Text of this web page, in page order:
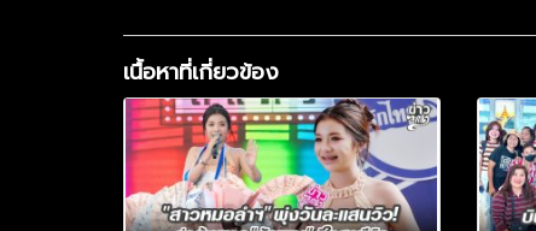
เนื้อหาที่เกี่ยวข้อง